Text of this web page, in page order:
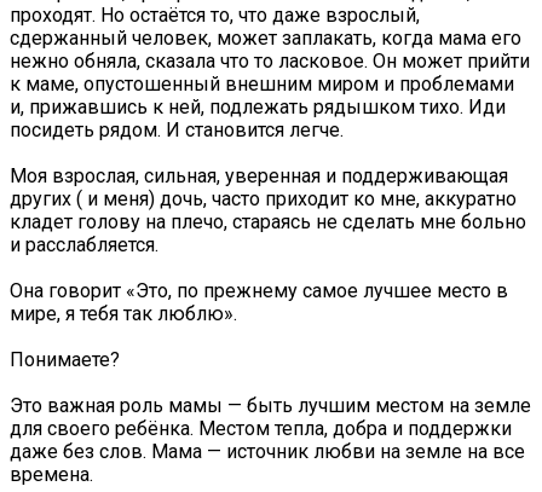
проходят. Но остаётся то, что даже взрослый,
сдержанный человек, может заплакать, когда мама его
нежно обняла, сказала что то ласковое. Он может прийти
к маме, опустошенный внешним миром и проблемами
и, прижавшись к ней, подлежать рядышком тихо. Иди
посидеть рядом. И становится легче.
Моя взрослая, сильная, уверенная и поддерживающая
других ( и меня) дочь, часто приходит ко мне, аккуратно
кладет голову на плечо, стараясь не сделать мне больно
и расслабляется.
Она говорит «Это, по прежнему самое лучшее место в
мире, я тебя так люблю».
Понимаете?
Это важная роль мамы — быть лучшим местом на земле
для своего ребёнка. Местом тепла, добра и поддержки
даже без слов. Мама — источник любви на земле на все
времена.